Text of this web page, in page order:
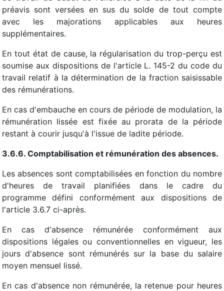
préavis sont versées en sus du solde de tout compte
avec les majorations applicables aux heures
supplémentaires.
En tout état de cause, la régularisation du trop-perçu est
soumise aux dispositions de l'article L. 145-2 du code du
travail relatif à la détermination de la fraction saisissable
des rémunérations.
En cas d'embauche en cours de période de modulation, la
rémunération lissée est fixée au prorata de la période
restant à courir jusqu'à l'issue de ladite période.
3.6.6. Comptabilisation et rémunération des absences.
Les absences sont comptabilisées en fonction du nombre
d'heures de travail planifiées dans le cadre du
programme défini conformément aux dispositions de
l'article 3.6.7 ci-après.
En cas d'absence rémunérée conformément aux
dispositions légales ou conventionnelles en vigueur, les
jours d'absence sont rémunérés sur la base du salaire
moyen mensuel lissé.
En cas d'absence non rémunérée, la retenue pour heures